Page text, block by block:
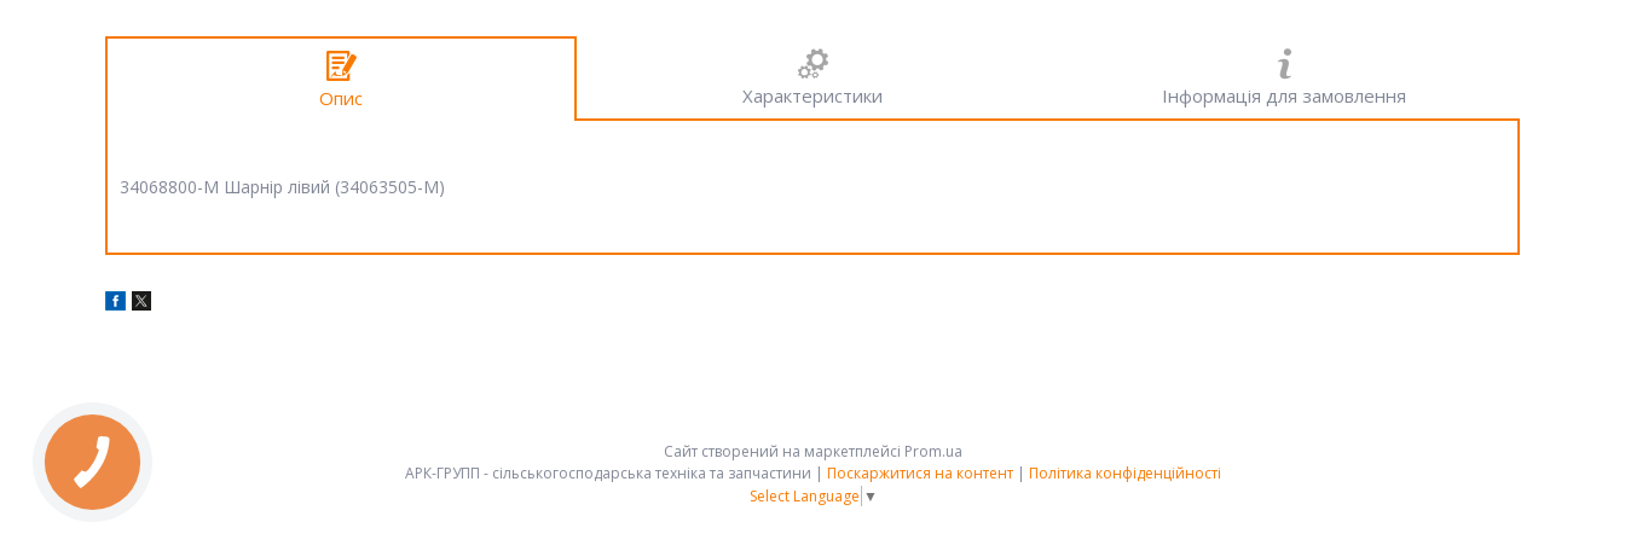
Опис Характеристики Інформація для замовлення
34068800-M Шарнір лівий (34063505-M)
Сайт створений на маркетплейсі Prom.ua
АРК-ГРУПП - сільськогосподарська техніка та запчастини | Поскаржитися на контент | Політика конфіденційності
Select Language ▼